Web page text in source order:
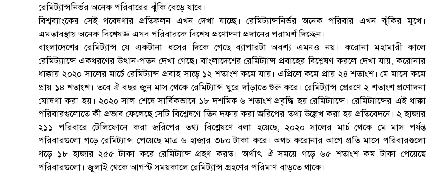
রেমিট্যান্সনির্ভর অনেক পরিবারের ঝুঁকি বেড়ে যাবে।
বিশ্বব্যাংকের সেই গবেষণার প্রতিফলন এখন দেখা যাচ্ছে। রেমিট্যান্সনির্ভর অনেক পরিবার এখন ঝুঁকির মুখে।
এমতাবস্থায় অনেক বিশেষজ্ঞ এসব পরিবারকে বিশেষ প্রণোদনা প্রদানের পরামর্শ দিচ্ছেন।
বাংলাদেশের রেমিট্যান্স যে একটানা ধসের দিকে গেছে ব্যাপারটা অবশ্য এমনও নয়। করোনা মহামারী কালে
রেমিট্য্যান্সে একধরণের উত্থান-পতন দেখা গেছে। বাংলাদেশের রেমিট্যান্স প্রবাহের বিশ্লেষণ করলে দেখা যায়, করোনার
ধাক্কায় ২০২০ সালের মার্চে রেমিট্যান্স প্রবাহ সাড়ে ১২ শতাংশ কমে যায়। এপ্রিলে কমে প্রায় ২৪ শতাংশ। মে মাসে কমে
প্রায় ১৪ শতাংশ। তবে ঐ বছর জুন মাস থেকে রেমিট্যান্স ঘুরে দাঁড়াতে শুরু করে। রেমিট্যান্স প্রেরণে ২ শতাংশ প্রণোদনা
ঘোষণা করা হয়। ২০২০ সাল শেষে সার্বিকভাবে ১৮ দশমিক ৬ শতাংশ প্রবৃদ্ধি হয় রেমিট্যান্সে। রেমিট্যান্সের এই ধাক্কা
পরিবারগুলোতে কী প্রভাব ফেলেছে সেটি বিশ্লেষণে তিন দফায় করা জরিপের তথ্য উল্লেখ করা হয় প্রতিবেদনে। ২ হাজার
২১১ পরিবারে টেলিফোনে করা জরিপের তথ্য বিশ্লেষণে বলা হয়েছে, ২০২০ সালের মার্চ থেকে মে মাস পর্যন্ত
পরিবারগুলো গড়ে রেমিট্যান্স পেয়েছে মাত্র ৬ হাজার ৩৮০ টাকা করে। অথচ করোনার আগে প্রতি মাসে পরিবারগুলো
গড়ে ১৮ হাজার ২৫৫ টাকা করে রেমিট্যান্স গ্রহণ করত। অর্থাৎ ঐ সময়ে গড়ে ৬৫ শতাংশ কম টাকা পেয়েছে
পরিবারগুলো। জুলাই থেকে আগস্ট সময়কালে রেমিট্যান্স গ্রহণের পরিমাণ বাড়তে থাকে।